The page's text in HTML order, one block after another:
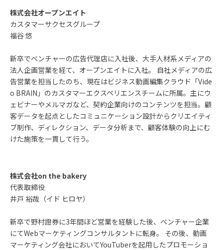
株式会社オープンエイト
カスタマーサクセスグループ
福谷 悠
新卒でベンチャーの広告代理店に入社後、大手人材系メディアの
法人企画営業を経て、オープンエイトに入社。 自社メディアの広
告営業を担当したのち、現在はビジネス動画編集クラウド「Vide
o BRAIN」のカスタマーエクスペリエンスチームに所属。主にウ
ェビナーやメルマガなど、契約企業向けのコンテンツを担当。顧
客データを起点としたコミュニケーション設計からクリエイティ
ブ制作、ディレクション、データ分析まで、顧客体験の向上にむ
けた施策を一貫して行う。
株式会社on the bakery
代表取締役
井戸 裕哉（イド ヒロヤ）
新卒で野村證券に3年間ほど営業を経験した後、ベンチャー企業
にてWebマーケティングコンサルタントに転身。 その後、動画
マーケティング会社においてYouTuberを起用したプロモーショ